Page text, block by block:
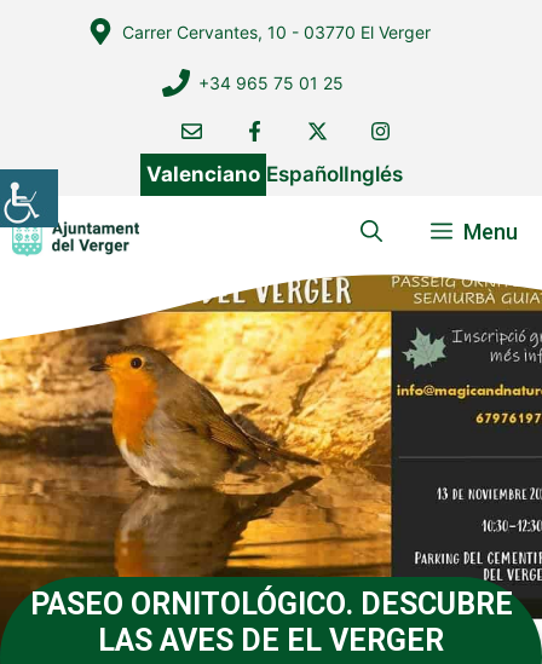
Carrer Cervantes, 10 - 03770 El Verger
+34 965 75 01 25
Valenciano EspañolInglés
Menu
PASEO ORNITOLÓGICO. DESCUBRE
LAS AVES DE EL VERGER